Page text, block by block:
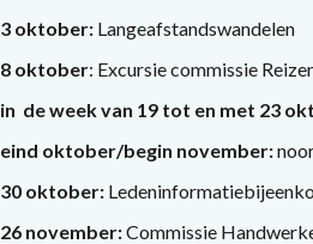
3 oktober:Langeafstandswandelen
8 oktober: Excursie commissie
in de week van 19 tot en met 23
eind oktober/begin november:
30 oktober:
26 november:Commissie